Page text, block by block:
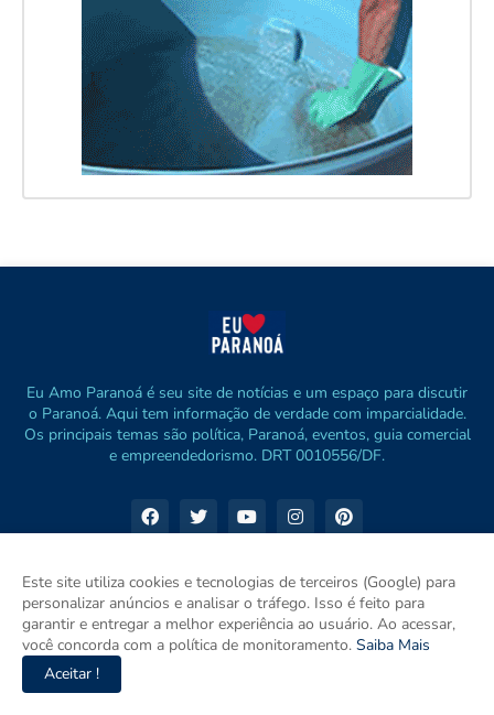
Eu Amo Paranoá é seu site de notícias e um espaço para discutir
o Paranoá. Aqui tem informação de verdade com imparcialidade.
Os principais temas são política, Paranoá, eventos, guia comercial
e empreendedorismo. DRT 0010556/DF.
Este site utiliza cookies e tecnologias de terceiros (Google) para
personalizar anúncios e analisar o tráfego. Isso é feito para
garantir e entregar a melhor experiência ao usuário. Ao acessar,
você concorda com a política de monitoramento. Saiba Mais
Aceitar !